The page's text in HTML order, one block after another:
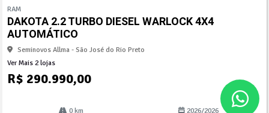
arti
lhe
RAM
DAKOTA 2.2 TURBO DIESEL WARLOCK 4X4
AUTOMÁTICO
Seminovos Allma - São José do Rio Preto
Ver Mais 2 lojas
R$ 290.990,00
0 km 2026/2026